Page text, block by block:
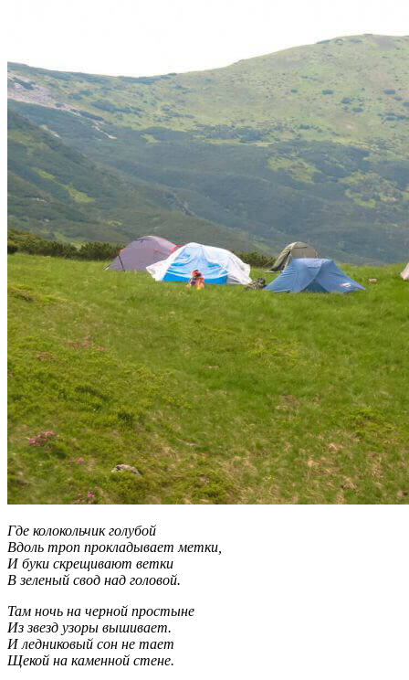
Где колокольчик голубой
Вдоль троп прокладывает метки,
И буки скрещивают ветки
В зеленый свод над головой.
Там ночь на черной простыне
Из звезд узоры вышивает.
И ледниковый сон не тает
Щекой на каменной стене.